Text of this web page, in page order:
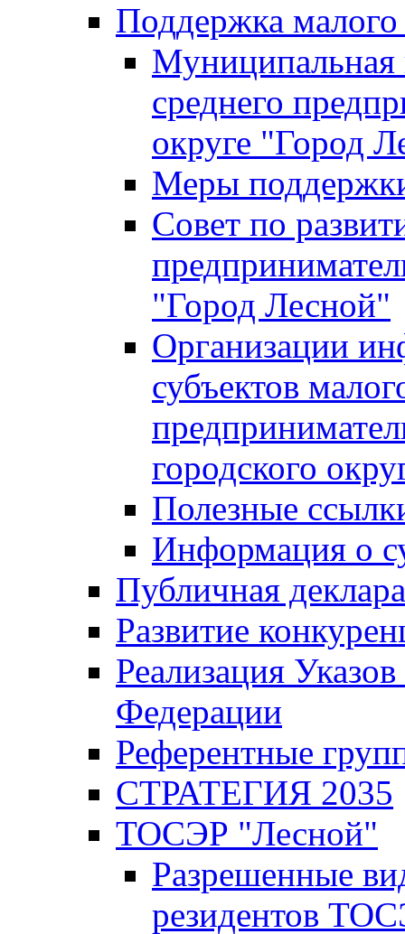
Поддержка малого
Муниципальная
среднего
округе "Город
Меры
Совет по
"Город Лесной"
Организации
субъектов
городского
Полезные
Информация о
Публичная
Развитие
Реализация
Федерации
Референтные
СТРАТЕГИЯ 2035
ТОСЭР "Лесной"
Разрешенные
резидентов